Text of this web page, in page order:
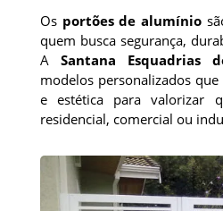
Os portões de alumínio
quem busca segurança,
A Santana Esquadrias
modelos personalizados
e estética para valorizar
residencial, comercial ou